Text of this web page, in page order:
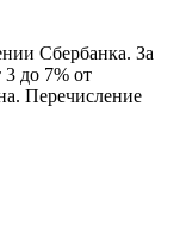
Сбербанка. За
3 до 7% от
Перечисление